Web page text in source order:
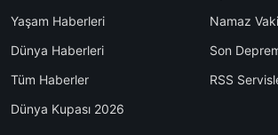
Yaşam Haberleri
Dünya Haberleri
Tüm Haberler
Dünya Kupası 2026
Namaz
Son
RSS